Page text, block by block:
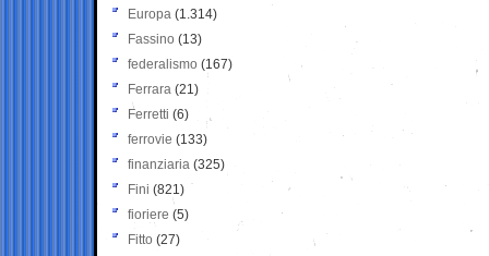
Europa (1.314)
Fassino (13)
federalismo (167)
Ferrara (21)
Ferretti (6)
ferrovie (133)
finanziaria (325)
Fini (821)
fioriere (5)
Fitto (27)